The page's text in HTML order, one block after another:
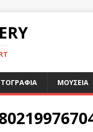
ΜΟΥΣΕΙΑ